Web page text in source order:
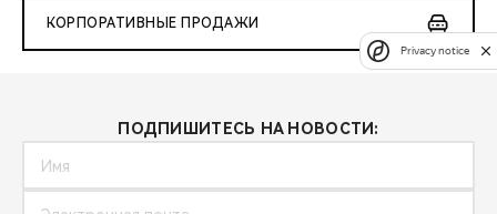
КОРПОРАТИВНЫЕ ПРОДАЖИ
ПОДПИШИТЕСЬ НА НОВОСТИ:
Privacy notice